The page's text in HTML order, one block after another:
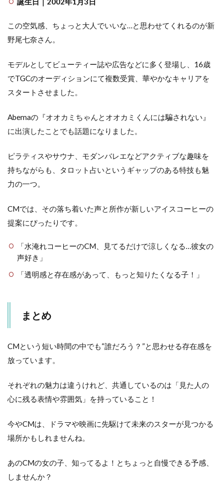
この空気感、ちょっと大人でいいな…と思わせてくれるのが新
野尾七奈さん。
モデルとしてビューティー誌や広告などに多く登場し、16歳
でTGCのオーディションにて複数受賞、華やかなキャリアを
スタートさせました。
Abemaの『オオカミちゃんとオオカミくんには騙されない』
に出演したことでも話題になりました。
ピラティスやサウナ、モダンバレエなどアクティブな趣味を
持ちながらも、タロット占いというギャップのある特技も魅
力の一つ。
CMでは、その落ち着いた声と所作が新しいアイスコーヒーの
提案にぴったりです。
「水淹れコーヒーのCM、見てるだけで涼しくなる…彼女の
声好き」
「透明感と存在感があって、もっと知りたくなる子！」
まとめ
CMという短い時間の中でも“誰だろう？”と思わせる存在感を
放っています。
それぞれの魅力は違うけれど、共通しているのは「見た人の
心に残る表情や雰囲気」を持っていること！
今やCMは、ドラマや映画に先駆けて未来のスターが見つかる
場所かもしれませんね。
あのCMの女の子、知ってるよ！とちょっと自慢できる予感、
しませんか？